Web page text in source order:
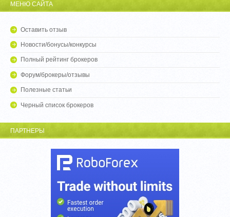
МЕНЮ САЙТА
Оставить отзыв
Новости/бонусы/конкурсы
Полный рейтинг брокеров
Форум/брокеры/отзывы
Полезные статьи
Черный список брокеров
ПАРТНЕРЫ